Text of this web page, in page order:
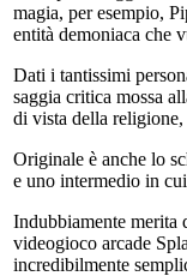
magia, per esempio,
entità demoniaca che
Dati i tantissimi
saggia critica mossa
di vista della
Originale è anche lo
e uno intermedio in
Indubbiamente merita
videogioco arcade
incredibilmente